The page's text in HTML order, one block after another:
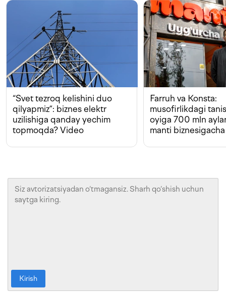
“Svet tezroq kelishini duo
qilyapmiz”: biznes elektr
uzilishiga qanday yechim
topmoqda? Video
Farruh va Konsta:
musofirlikdagi
oyiga 700 mln
manti biznesigacha
Kirish